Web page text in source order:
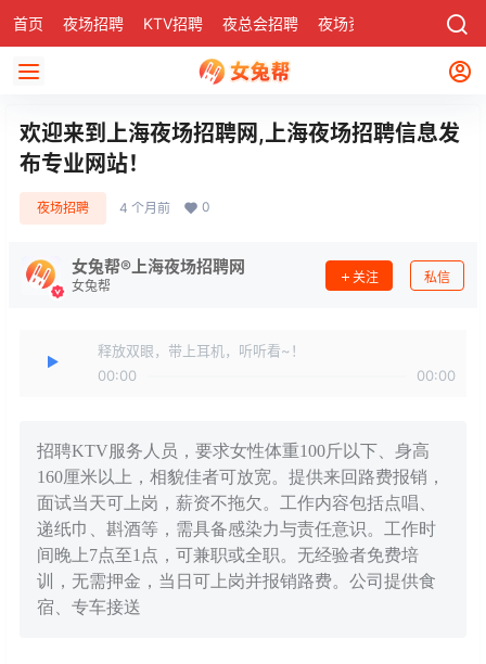
首页 夜场招聘 KTV招聘 夜总会招聘 夜场资讯 社区
欢迎来到上海夜场招聘网,上海夜场招聘信息发
布专业网站！
夜场招聘 4 个月前 0
女兔帮®上海夜场招聘网
女兔帮
关注 私信
释放双眼，带上耳机，听听看~！
00:00
00:00
招聘KTV服务人员，要求女性体重100斤以下、身高
160厘米以上，相貌佳者可放宽。提供来回路费报销，
面试当天可上岗，薪资不拖欠。工作内容包括点唱、
递纸巾、斟酒等，需具备感染力与责任意识。工作时
间晚上7点至1点，可兼职或全职。无经验者免费培
训，无需押金，当日可上岗并报销路费。公司提供食
宿、专车接送